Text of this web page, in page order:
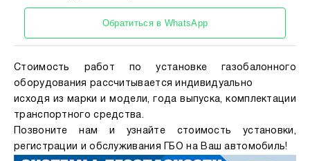
Обратиться в WhatsApp
Стоимость работ по установке газобалонного
оборудования рассчитывается индивидуально
исходя из марки и модели, года выпуска, комплектации
транспортного средства.
Позвоните нам и узнайте стоимость установки,
регистрации и обслуживания ГБО на Ваш автомобиль!